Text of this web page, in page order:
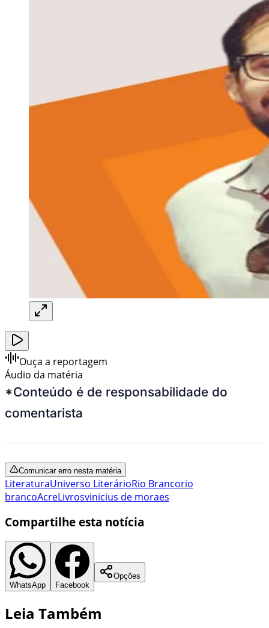
Ouça a reportagem
Áudio da matéria
*Conteúdo é de responsabilidade do
comentarista
Comunicar erro nesta matéria
LiteraturaUniverso LiterárioRio Brancorio
brancoAcreLivrosvinicius de moraes
Compartilhe esta notícia
WhatsApp Facebook
Opções
Leia Também